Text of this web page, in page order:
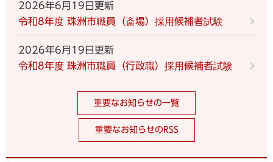
2026年6月19日更新
令和8年度 珠洲市職員（斎場）採用候補者試験
2026年6月19日更新
令和8年度 珠洲市職員（行政職）採用候補者試験
重要なお知らせの一覧
重要なお知らせのRSS